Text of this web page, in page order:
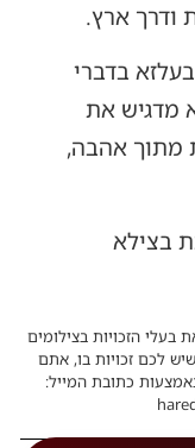
ודרך ארץ.
בדברי
מדגיש את
מתוך אהבה,
בצילא
בעלי הזכויות בצילומים
לכם זכויות בו, אתם
כתובת המייל: